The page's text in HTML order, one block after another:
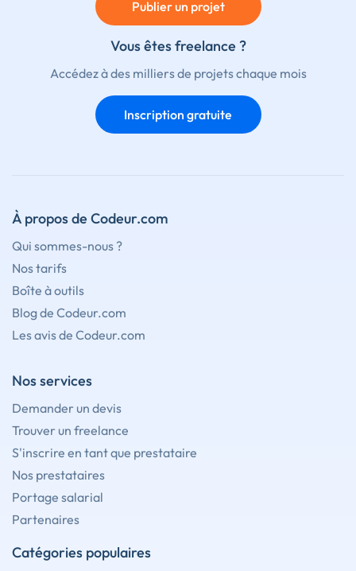
Publier un projet
Vous êtes freelance ?
Accédez à des milliers de projets chaque mois
Inscription gratuite
À propos de Codeur.com
Qui sommes-nous ?
Nos tarifs
Boîte à outils
Blog de Codeur.com
Les avis de Codeur.com
Nos services
Demander un devis
Trouver un freelance
S'inscrire en tant que prestataire
Nos prestataires
Portage salarial
Partenaires
Catégories populaires